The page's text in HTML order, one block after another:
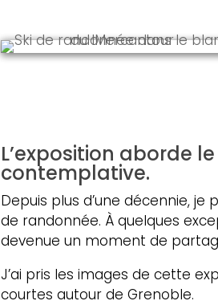
L’exposition aborde
contemplative.
Depuis plus d’une décennie,
de randonnée. À quelques
devenue un moment de
J’ai pris les images de cette
courtes autour de Grenoble.